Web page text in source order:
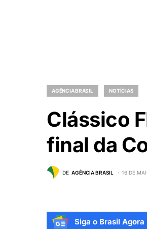
AGÊNCIA BRASIL NOTÍCIAS
Clássico
final da
DE AGÊNCIA BRASIL 16 DE
Siga o Brasil Agora